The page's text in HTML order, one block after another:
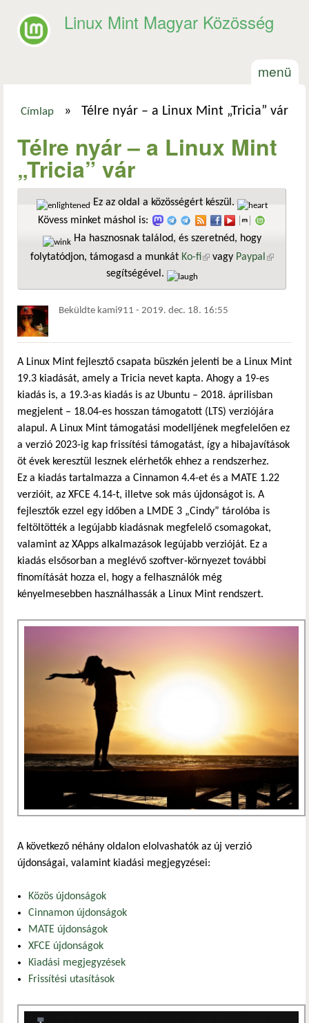
Linux Mint Magyar Közösség
menü
Címlap » Télre nyár – a Linux Mint „Tricia” vár
Télre nyár – a Linux Mint
„Tricia” vár
Ez az oldal a közösségért készül.
Kövess minket máshol is:
Ha hasznosnak találod, és szeretnéd, hogy
folytatódjon, támogasd a munkát Ko-fi(külső hivatkozás)
vagy Paypal
segítségével.
Beküldte kami911 - 2019. dec. 18. 16:55
A Linux Mint fejlesztő csapata büszkén jelenti be a Linux Mint
19.3 kiadását, amely a Tricia nevet kapta. Ahogy a 19-es
kiadás is, a 19.3-as kiadás is az Ubuntu – 2018. áprilisban
megjelent – 18.04-es hosszan támogatott (LTS) verziójára
alapul. A Linux Mint támogatási modelljének megfelelően ez
a verzió 2023-ig kap frissítési támogatást, így a hibajavítások
öt évek keresztül lesznek elérhetők ehhez a rendszerhez.
Ez a kiadás tartalmazza a Cinnamon 4.4-et és a MATE 1.22
verzióit, az XFCE 4.14-t, illetve sok más újdonságot is. A
fejlesztők ezzel egy időben a LMDE 3 „Cindy” tárolóba is
feltöltötték a legújabb kiadásnak megfelelő csomagokat,
valamint az XApps alkalmazások legújabb verzióját. Ez a
kiadás elsősorban a meglévő szoftver-környezet további
finomítását hozza el, hogy a felhasználók még
kényelmesebben használhassák a Linux Mint rendszert.
A következő néhány oldalon elolvashatók az új verzió
újdonságai, valamint kiadási megjegyzései:
Közös újdonságok
Cinnamon újdonságok
MATE újdonságok
XFCE újdonságok
Kiadási megjegyzések
Frissítési utasítások